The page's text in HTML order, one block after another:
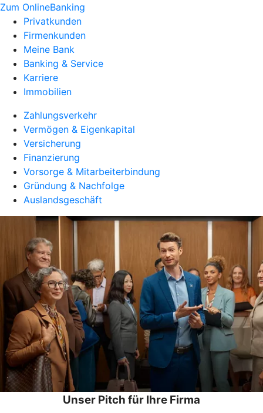
Zum OnlineBanking
Privatkunden
Firmenkunden
Meine Bank
Banking & Service
Karriere
Immobilien
Zahlungsverkehr
Vermögen & Eigenkapital
Versicherung
Finanzierung
Vorsorge & Mitarbeiterbindung
Gründung & Nachfolge
Auslandsgeschäft
Unser Pitch für Ihre Firma